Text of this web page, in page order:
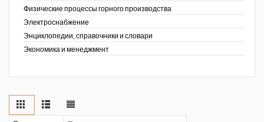
Физические процессы горного производства
Электроснабжение
Энциклопедии, справочники и словари
Экономика и менеджмент